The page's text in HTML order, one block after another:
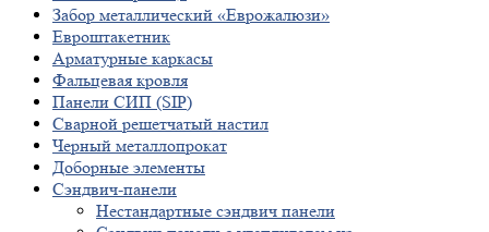
Забор металлический «Еврожалюзи»
Евроштакетник
Арматурные каркасы
Фальцевая кровля
Панели СИП (SIP)
Сварной решетчатый настил
Черный металлопрокат
Доборные элементы
Сэндвич-панели
Нестандартные сэндвич панели